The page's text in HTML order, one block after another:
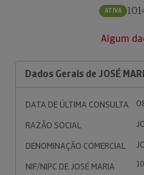
ATIVA
Algum
Dados Gerais de JOSÉ
DATA DE ÚLTIMA CONSULTA
RAZÃO SOCIAL
DENOMINAÇÃO COMERCIAL
NIF/NIPC DE JOSÉ MARIA